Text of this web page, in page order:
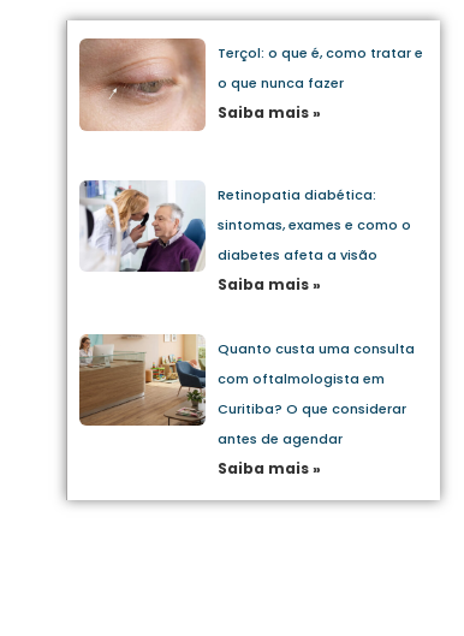
Terçol: o que é, como tratar e
o que nunca fazer
Saiba mais »
Retinopatia diabética:
sintomas, exames e como o
diabetes afeta a visão
Saiba mais »
Quanto custa uma consulta
com oftalmologista em
Curitiba? O que considerar
antes de agendar
Saiba mais »